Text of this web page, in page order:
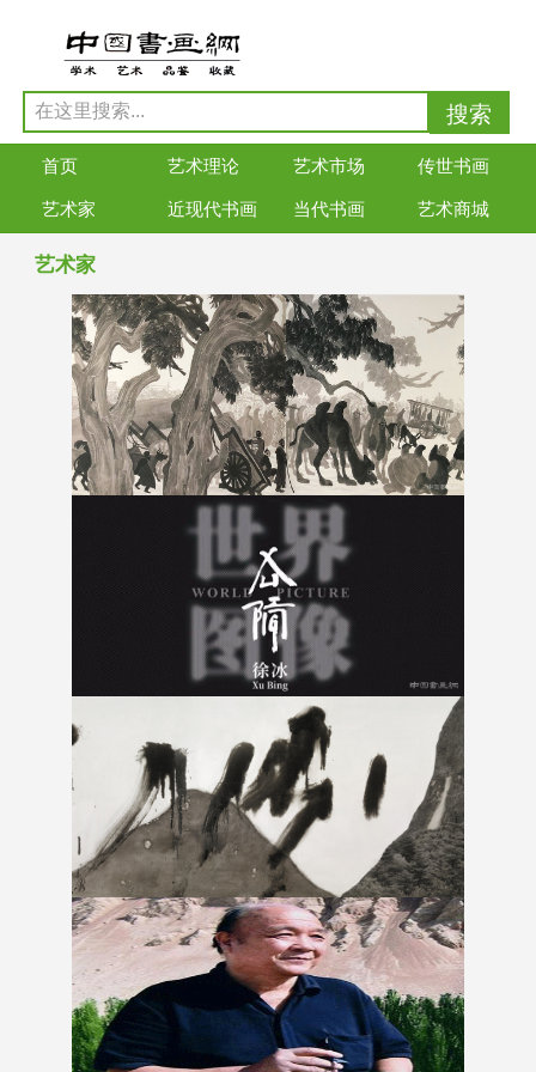
首页 艺术理论 艺术市场 传世书画
艺术家 近现代书画 当代书画 艺术商城
艺术家